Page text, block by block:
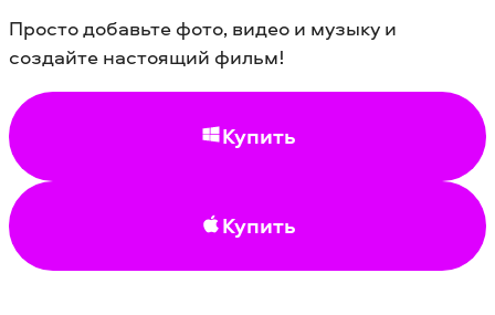
Просто добавьте фото, видео и музыку и
создайте настоящий фильм!
Купить
Купить